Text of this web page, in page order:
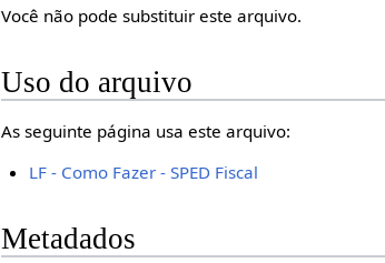
Você não pode substituir este arquivo.
Uso do arquivo
As seguinte página usa este arquivo:
LF - Como Fazer - SPED Fiscal
Metadados